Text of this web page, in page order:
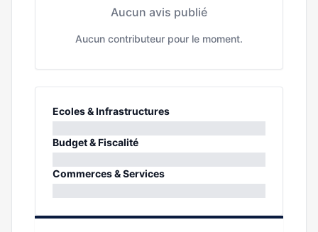
Aucun avis publié
Aucun contributeur pour le moment.
Ecoles & Infrastructures
0%
Budget & Fiscalité
0%
Commerces & Services